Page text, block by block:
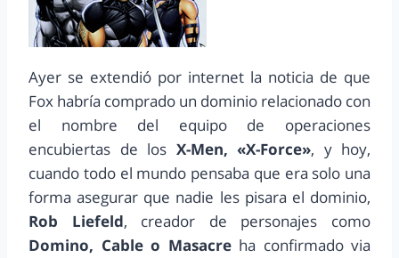
Ayer se extendió por internet la noticia de que
Fox habría comprado un dominio relacionado con
el nombre del equipo de operaciones
encubiertas de los X-Men, «X-Force», y hoy,
cuando todo el mundo pensaba que era solo una
forma asegurar que nadie les pisara el dominio,
Rob Liefeld, creador de personajes como
Domino, Cable o Masacreha confirmado via